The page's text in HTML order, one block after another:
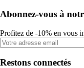
Abonnez-vous à
Profitez de -10% en vous
Restons connectés